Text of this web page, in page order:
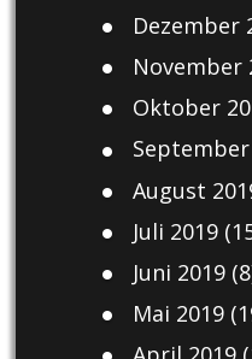
Dezember
November
Oktober
September
August
Juli 2019
Juni 2019
Mai 2019